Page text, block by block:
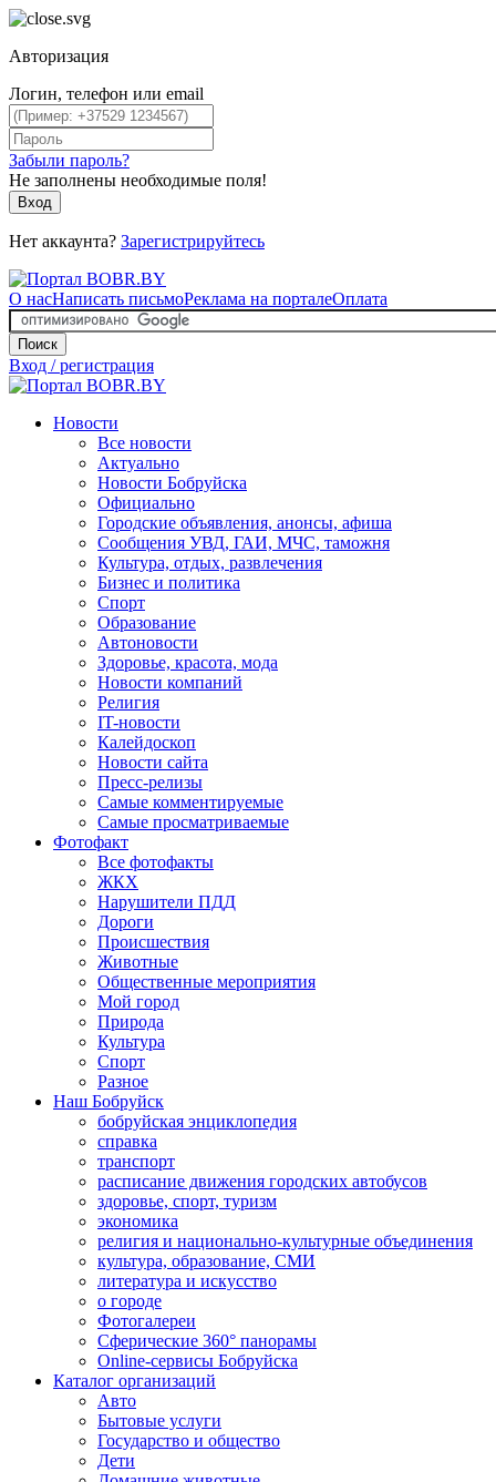
Авторизация
Логин, телефон или email
Забыли пароль?
Не заполнены необходимые поля!
Вход
Нет аккаунта? Зарегистрируйтесь
О насНаписать письмоРеклама на порталеОплата
Поиск
Вход / регистрация
Новости
Все новости
Актуально
Новости Бобруйска
Официально
Городские объявления, анонсы, афиша
Сообщения УВД, ГАИ, МЧС, таможня
Культура, отдых, развлечения
Бизнес и политика
Спорт
Образование
Автоновости
Здоровье, красота, мода
Новости компаний
Религия
IT-новости
Калейдоскоп
Новости сайта
Пресс-релизы
Самые комментируемые
Самые просматриваемые
Фотофакт
Все фотофакты
ЖКХ
Нарушители ПДД
Дороги
Происшествия
Животные
Общественные мероприятия
Мой город
Природа
Культура
Спорт
Разное
Наш Бобруйск
бобруйская энциклопедия
справка
транспорт
расписание движения городских автобусов
здоровье, спорт, туризм
экономика
религия и национально-культурные объединения
культура, образование, СМИ
литература и искусство
о городе
Фотогалереи
Сферические 360° панорамы
Online-сервисы Бобруйска
Каталог организаций
Авто
Бытовые услуги
Государство и общество
Дети